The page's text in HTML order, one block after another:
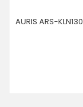
AURIS ARS-